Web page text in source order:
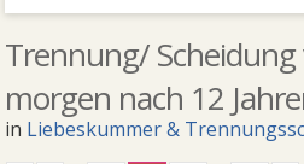
Trennung/
morgen nach 12
in Liebeskummer &